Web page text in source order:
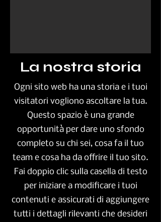
La nostra storia
Ogni sito web ha una storia e i tuoi
visitatori vogliono ascoltare la tua.
Questo spazio è una grande
opportunità per dare uno sfondo
completo su chi sei, cosa fa il tuo
team e cosa ha da offrire il tuo sito.
Fai doppio clic sulla casella di testo
per iniziare a modificare i tuoi
contenuti e assicurati di aggiungere
tutti i dettagli rilevanti che desideri